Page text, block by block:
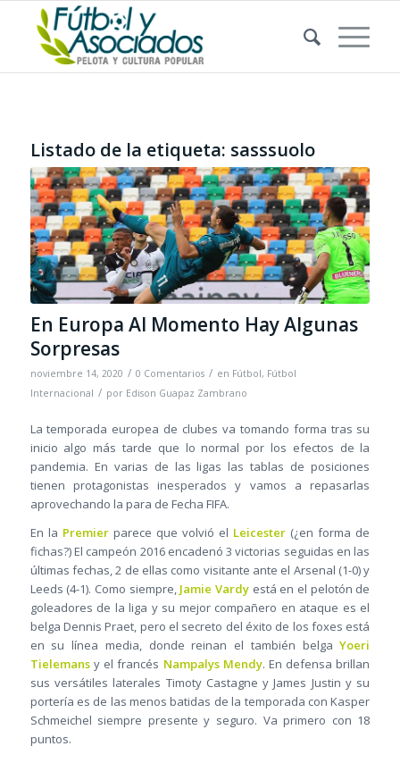
Listado de la etiqueta: sasssuolo
En Europa Al Momento Hay Algunas
Sorpresas
noviembre 14, 2020 / 0 Comentarios / en Fútbol, Fútbol
Internacional / por Edison Guapaz Zambrano
La temporada europea de clubes va tomando forma tras su
inicio algo más tarde que lo normal por los efectos de la
pandemia. En varias de las ligas las tablas de posiciones
tienen protagonistas inesperados y vamos a repasarlas
aprovechando la para de Fecha FIFA.
En la Premierparece que volvió el Leicester (¿en forma de
fichas?) El campeón 2016 encadenó 3 victorias seguidas en las
últimas fechas, 2 de ellas como visitante ante el Arsenal (1-0) y
Leeds (4-1). Como siempre, Jamie Vardy está en el pelotón de
goleadores de la liga y su mejor compañero en ataque es el
belga Dennis Praet, pero el secreto del éxito de los foxes está
en su línea media, donde reinan el también belgaYoeri
Tielemansy el francés Nampalys Mendy. En defensa brillan
sus versátiles laterales Timoty Castagne y James Justin y su
portería es de las menos batidas de la temporada con Kasper
Schmeichel siempre presente y seguro. Va primero con 18
puntos.